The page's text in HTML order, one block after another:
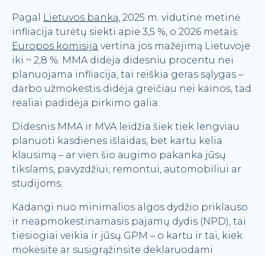
Pagal Lietuvos banką, 2025 m. vidutinė metinė
infliacija turėtų siekti apie 3,5 %, o 2026 metais
Europos komisija vertina jos mažėjimą Lietuvoje
iki ~ 2,8 %. MMA didėja didesniu procentu nei
planuojama infliacija, tai ­reiškia geras sąlygas –
darbo užmokestis didėja greičiau nei kainos, tad
realiai padidėja pirkimo galia.
Didesnis MMA ir MVA leidžia šiek tiek lengviau
planuoti kasdienes išlaidas, bet kartu kelia
klausimą – ar vien šio augimo pakanka jūsų
tikslams, pavyzdžiui, remontui, automobiliui ar
studijoms.
Kadangi nuo minimalios algos dydžio priklauso
ir neapmokestinamasis pajamų dydis (NPD), tai
tiesiogiai veikia ir jūsų GPM – o kartu ir tai, kiek
mokėsite ar susigrąžinsite deklaruodami